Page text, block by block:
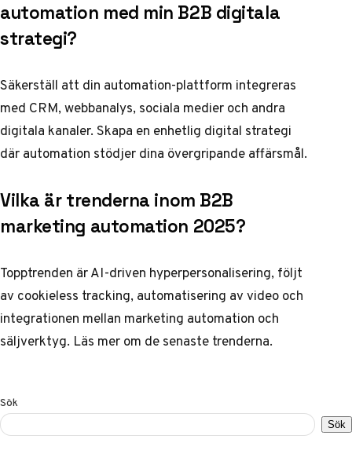
automation med min B2B digitala
strategi?
Säkerställ att din automation-plattform integreras
med CRM, webbanalys, sociala medier och andra
digitala kanaler.Skapa en enhetlig digital strategi
där automation stödjer dina övergripande affärsmål.
Vilka är trenderna inom B2B
marketing automation 2025?
Topptrenden är AI-driven hyperpersonalisering, följt
av cookieless tracking, automatisering av video och
integrationen mellan marketing automation och
säljverktyg. Läs mer om de senaste trenderna.
Sök
Sök